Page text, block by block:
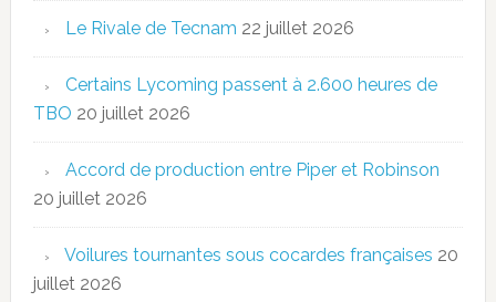
Le Rivale de Tecnam 22 juillet 2026
Certains Lycoming passent à 2.600 heures de
TBO 20 juillet 2026
Accord de production entre Piper et Robinson
20 juillet 2026
Voilures tournantes sous cocardes françaises 20
juillet 2026